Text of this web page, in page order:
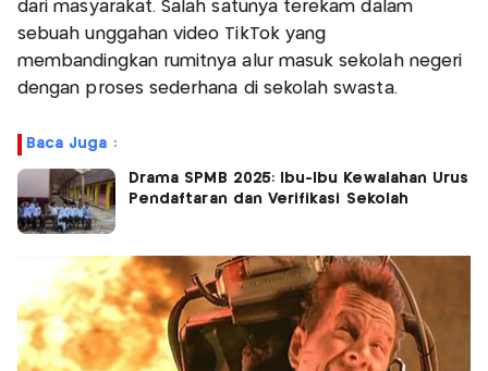
dari masyarakat. Salah satunya terekam dalam
sebuah unggahan video TikTok yang
membandingkan rumitnya alur masuk sekolah negeri
dengan proses sederhana di sekolah swasta.
Baca Juga :
Drama SPMB 2025: Ibu-Ibu Kewalahan Urus
Pendaftaran dan Verifikasi Sekolah